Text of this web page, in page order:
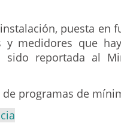
puesta en
y medidores que
sido reportada al
de programas de